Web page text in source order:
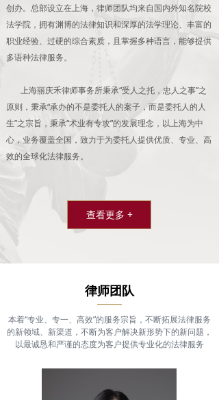
创办。总部设立在上海，律师团队均来自国内外知名院校
法学院，拥有渊博的法律知识和深厚的法学理论、丰富的
职业经验、过硬的综合素质，且掌握多种语言，能够提供
多语种法律服务。
上海丽庆禾律师事务所秉承“受人之托，忠人之事”之
原则，秉承“承办的不是委托人的案子，而是委托人的人
生”之宗旨，秉承“术业有专攻”的发展理念，以上海为中
心，业务覆盖全国，致力于为委托人提供优质、专业、高
效的全球化法律服务。
查看更多 +
本着“专业、专一、高效”的服务宗旨，不断拓展法律服务
的新领域、新渠道，不断为客户解决新形势下的新问题，
以最诚恳和严谨的态度为客户提供专业化的法律服务​
律师团队
——